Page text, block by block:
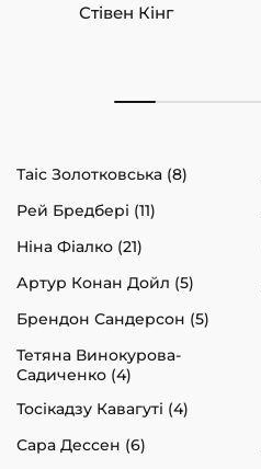
Стівен Кінг
Таіс Золотковська (8)
Рей Бредбері (11)
Ніна Фіалко (21)
Артур Конан Дойл (5)
Брендон Сандерсон (5)
Тетяна Винокурова-
Садиченко (4)
Тосікадзу Кавагуті (4)
Сара Дессен (6)